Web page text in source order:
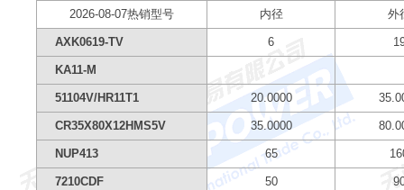
2026-08-07热销型号 内径 外
AXK0619-TV 6
KA11-M
51104V/HR11T1 20.0000
CR35X80X12HMS5V 35.0000
NUP413 65
7210CDF 50